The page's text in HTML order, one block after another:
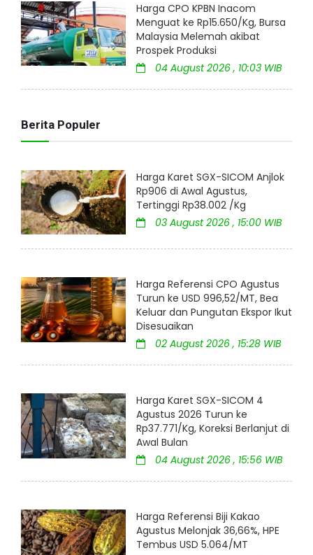
Harga CPO KPBN Inacom
Menguat ke Rp15.650/Kg, Bursa
Malaysia Melemah akibat
Prospek Produksi
04 August 2026 , 10:03 WIB
Berita Populer
Harga Karet SGX-SICOM Anjlok
Rp906 di Awal Agustus,
Tertinggi Rp38.002 /Kg
03 August 2026 , 15:00 WIB
Harga Referensi CPO Agustus
Turun ke USD 996,52/MT, Bea
Keluar dan Pungutan Ekspor Ikut
Disesuaikan
02 August 2026 , 15:28 WIB
Harga Karet SGX-SICOM 4
Agustus 2026 Turun ke
Rp37.771/Kg, Koreksi Berlanjut di
Awal Bulan
04 August 2026 , 15:56 WIB
Harga Referensi Biji Kakao
Agustus Melonjak 36,66%, HPE
Tembus USD 5.064/MT